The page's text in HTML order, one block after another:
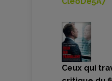
Ceux qui